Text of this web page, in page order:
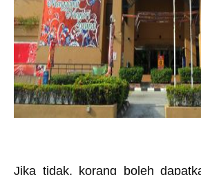
Jika tidak, korang boleh